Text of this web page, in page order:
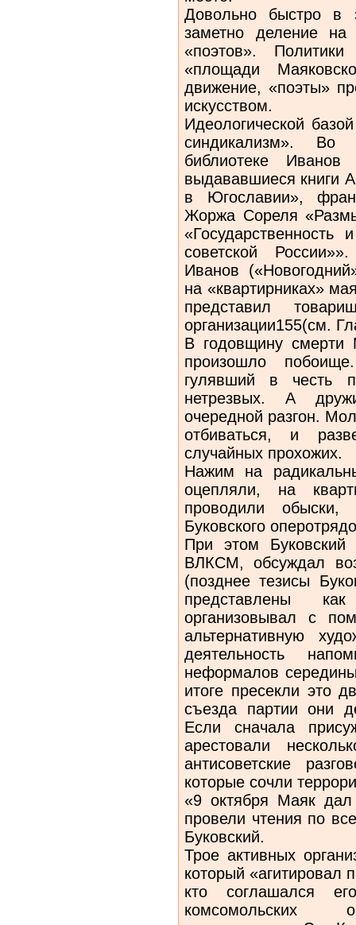
Довольно быстро в
заметно деление
«поэтов».
«площади
движение, «поэты»
искусством.
Идеологической
синдикализм».
библиотеке
выдававшиеся книги
в Югославии»,
Жоржа Сореля
«Государственность
советской
Иванов
на «квартирниках»
представил
организации155(см.
В годовщину смерти
произошло
гулявший в честь
нетрезвых. А
очередной разгон.
отбиваться, и
случайных прохожих.
Нажим на
оцепляли, на
проводили
Буковского
При этом Буковский
ВЛКСМ, обсуждал
(позднее тезисы
представлены
организовывал с
альтернативную
деятельность
неформалов
итоге пресекли это
съезда партии они
Если сначала
арестовали
антисоветские
которые сочли
«9 октября Маяк
провели чтения по
Буковский.
Трое активных
который «агитировал
кто соглашался
комсомольских